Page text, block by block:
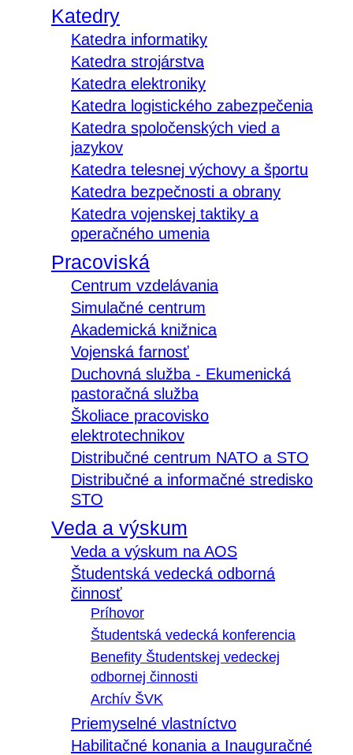
Katedry
Katedra informatiky
Katedra strojárstva
Katedra elektroniky
Katedra logistického zabezpečenia
Katedra spoločenských vied a
jazykov
Katedra telesnej výchovy a športu
Katedra bezpečnosti a obrany
Katedra vojenskej taktiky a
operačného umenia
Pracoviská
Centrum vzdelávania
Simulačné centrum
Akademická knižnica
Vojenská farnosť
Duchovná služba - Ekumenická
pastoračná služba
Školiace pracovisko
elektrotechnikov
Distribučné centrum NATO a STO
Distribučné a informačné stredisko
STO
Veda a výskum
Veda a výskum na AOS
Študentská vedecká odborná
činnosť
Príhovor
Študentská vedecká konferencia
Benefity Študentskej vedeckej
odbornej činnosti
Archív ŠVK
Priemyselné vlastníctvo
Habilitačné konania a Inauguračné